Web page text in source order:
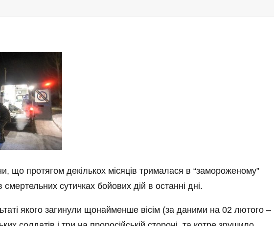
що протягом декількох місяців трималася в “замороженому”
смертельних сутичках бойових дій в останні дні.
якого загинули щонайменше вісім (за даними на 02 лютого –